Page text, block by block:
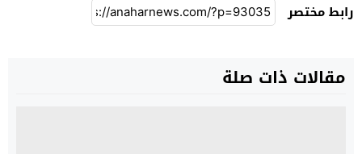
رابط مختصر
مقالات ذات صلة